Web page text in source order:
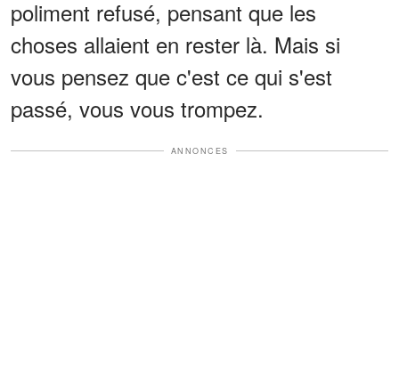
poliment refusé, pensant que les
choses allaient en rester là. Mais si
vous pensez que c'est ce qui s'est
passé, vous vous trompez.
ANNONCES